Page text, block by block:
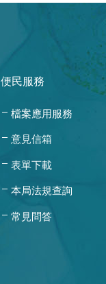
便民服務
檔案應用服務
意見信箱
表單下載
本局法規查詢
常見問答